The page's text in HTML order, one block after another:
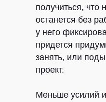
получиться, что
останется без
у него
придется
занять, или
проект.
Меньше усилий
РЫБА, 2026
Политика